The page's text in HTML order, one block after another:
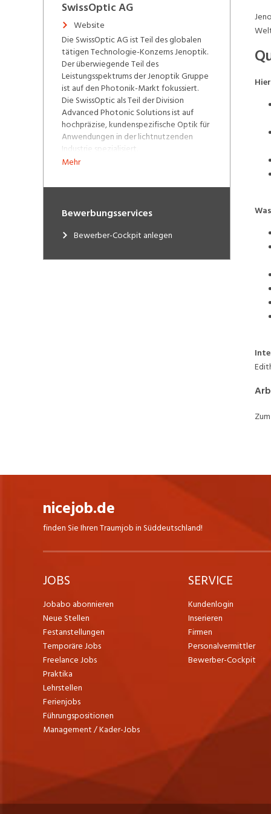
SwissOptic AG
Website
Die SwissOptic AG ist Teil des globalen
tätigen Technologie-Konzerns Jenoptik.
Der überwiegende Teil des
Leistungsspektrums der Jenoptik Gruppe
ist auf den Photonik-Markt fokussiert.
Die SwissOptic als Teil der Division
Advanced Photonic Solutions ist auf
hochpräzise, kundenspezifische Optik für
Anwendungen in der lichtnutzenden
Industrie spezialisiert.
Bandbreite von präzisionsoptischen
Systemen. Entlang der gesamten
Prozesskette sind wir Ihr kompetenter
Partner vom Design bis zur
langjährige Erfahrung über die
Mehr
Bewerbungsservices
Bewerber-Cockpit anlegen
nicejob.de
finden Sie Ihren Traumjob in Süddeutschland!
JOBS
Jobabo abonnieren
Neue Stellen
Festanstellungen
Temporäre Jobs
Freelance Jobs
Praktika
Lehrstellen
Ferienjobs
Führungspositionen
Management / Kader-Jobs
SERVICE
Kundenlogin
Inserieren
Firmen
Personalvermittler
Bewerber-Cockpit